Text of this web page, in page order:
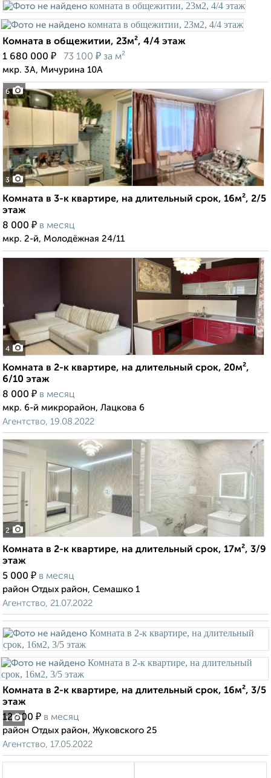
6
Комната в общежитии, 23м², 4/4 этаж
1 680 000 ₽ 73 100 ₽ за м²
мкр. 3А, Мичурина 10А
3
Комната в 3-к квартире, на длительный срок, 16м², 2/5
этаж
8 000 ₽ в месяц
мкр. 2-й, Молодёжная 24/11
4
Комната в 2-к квартире, на длительный срок, 20м²,
6/10 этаж
8 000 ₽ в месяц
мкр. 6-й микрорайон, Лацкова 6
Агентство, 19.08.2022
2
Комната в 2-к квартире, на длительный срок, 17м², 3/9
этаж
5 000 ₽ в месяц
район Отдых район, Семашко 1
Агентство, 21.07.2022
1
Комната в 2-к квартире, на длительный срок, 16м², 3/5
этаж
12 000 ₽ в месяц
район Отдых район, Жуковского 25
Агентство, 17.05.2022